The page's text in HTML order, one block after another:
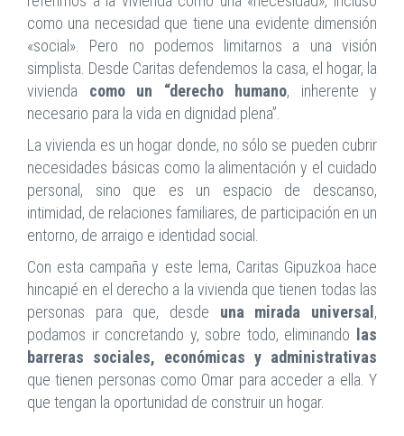
como una necesidad que tiene una evidente dimensión
«social». Pero no podemos limitarnos a una visión
simplista. Desde Caritas defendemos la casa, el hogar, la
vivienda como un “derecho humano, inherente y
necesario para la vida en dignidad plena”.
La vivienda es un hogar donde, no sólo se pueden cubrir
necesidades básicas como la alimentación y el cuidado
personal, sino que es un espacio de descanso,
intimidad, de relaciones familiares, de participación en un
entorno, de arraigo e identidad social.
Con esta campaña y este lema, Caritas Gipuzkoa hace
hincapié en el derecho a la vivienda que tienen todas las
personas para que, desde una mirada universal ,
podamos ir concretando y, sobre todo, eliminando
las
barreras sociales, económicas y administrativas
que tienen personas como Omar para acceder a ella. Y
que tengan la oportunidad de construir un hogar.